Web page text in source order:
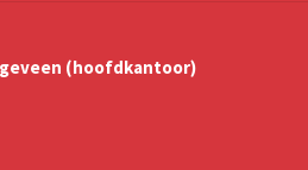
(hoofdkantoor)